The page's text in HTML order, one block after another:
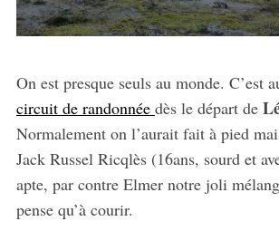
On est presque seuls au monde. C’est
circuit de randonnée dès le départ de
Normalement on l’aurait fait à pied
Jack Russel Ricqlès (16ans, sourd et
apte, par contre Elmer notre joli
pense qu’à courir.